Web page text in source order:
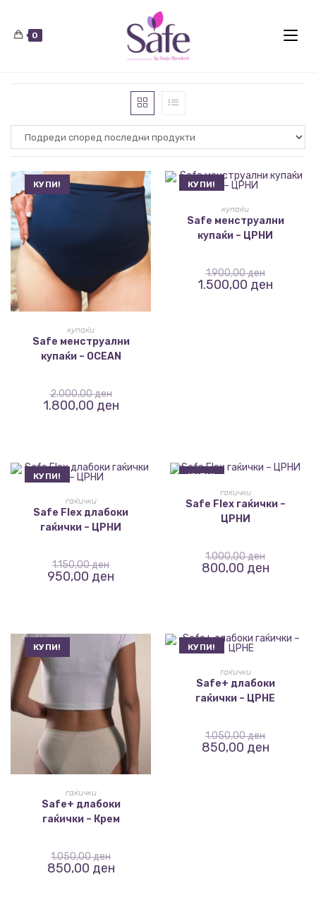
0
КУПИ!
ИЗБЕРИ ОПЦИИ
купаќи
Safe менструални
купаќи – OCEAN
2.000,00ден
1.800,00 ден
КУПИ!
ИЗБЕРИ ОПЦИИ
купаќи
Safe менструални
купаќи – ЦРНИ
1.900,00ден
1.500,00 ден
КУПИ!
ИЗБЕРИ ОПЦИИ
гаќички
Safe Flex длабоки
гаќички – ЦРНИ
1.150,00ден
950,00 ден
КУПИ!
ИЗБЕРИ ОПЦИИ
гаќички
Safe Flex гаќички –
ЦРНИ
1.000,00ден
800,00 ден
КУПИ!
ИЗБЕРИ ОПЦИИ
гаќички
Safe+ длабоки
гаќички – Крем
1.050,00ден
850,00 ден
КУПИ!
ИЗБЕРИ ОПЦИИ
гаќички
Safe+ длабоки
гаќички – ЦРНЕ
1.050,00ден
850,00 ден